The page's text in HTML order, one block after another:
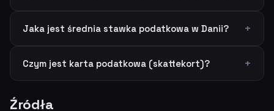
Jaka jest średnia stawka podatkowa w Danii?
Czym jest karta podatkowa (skattekort)?
Źródła